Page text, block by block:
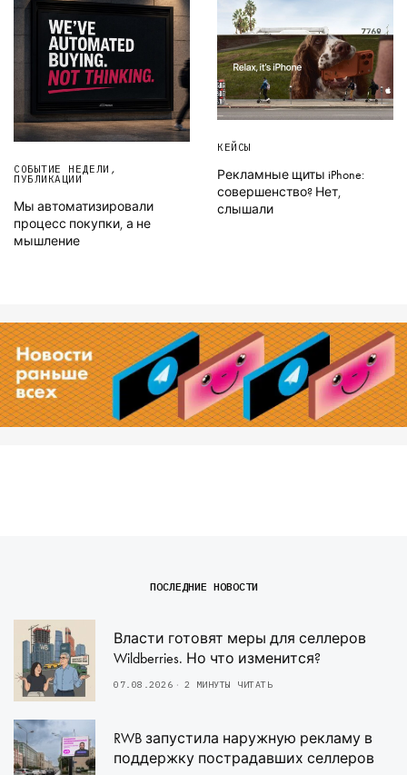
СОБЫТИЕ НЕДЕЛИ ,
ПУБЛИКАЦИИ
Мы автоматизировали
процесс покупки, а не
мышление
КЕЙСЫ
Рекламные щиты iPhone:
совершенство? Нет,
слышали
ПОСЛЕДНИЕ НОВОСТИ
Власти готовят меры для селлеров
Wildberries. Но что изменится?
07.08.2026 2 МИНУТЫ ЧИТАТЬ
RWB запустила наружную рекламу в
поддержку пострадавших селлеров